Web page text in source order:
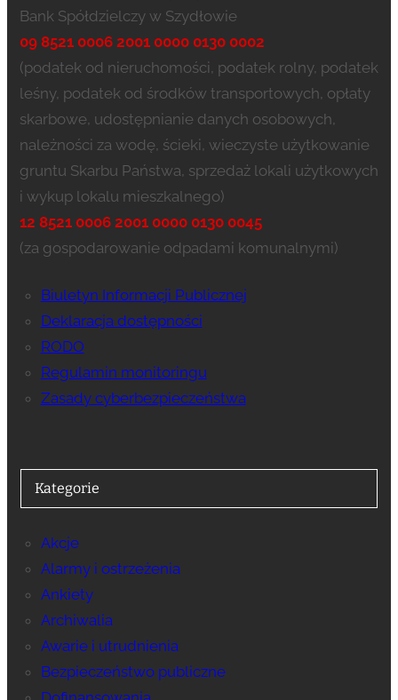
Bank Spółdzielczy w Szydłowie
09 8521 0006 2001 0000 0130 0002
(podatek od nieruchomości, podatek rolny, podatek
leśny, podatek od środków transportowych, opłaty
skarbowe, udostępnianie danych osobowych,
należności za wodę, ścieki, wieczyste użytkowanie
gruntu Skarbu Państwa, sprzedaż lokali użytkowych
i wykup lokalu mieszkalnego)
12 8521 0006 2001 0000 0130 0045
(za gospodarowanie odpadami komunalnymi)
Biuletyn Informacji Publicznej
Deklaracja dostępności
RODO
Regulamin monitoringu
Zasady cyberbezpieczeństwa
Kategorie
Akcje
Alarmy i ostrzeżenia
Ankiety
Archiwalia
Awarie i utrudnienia
Bezpieczeństwo publiczne